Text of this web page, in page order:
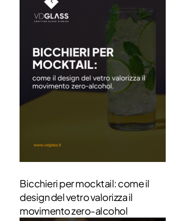
Bicchieri per mocktail: come il
design del vetro valorizza il
movimento zero-alcohol